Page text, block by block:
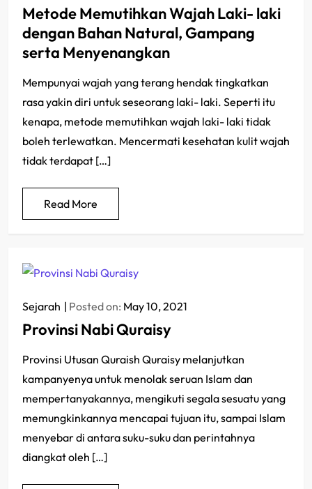
Metode Memutihkan Wajah Laki- laki
dengan Bahan Natural, Gampang
serta Menyenangkan
Mempunyai wajah yang terang hendak tingkatkan
rasa yakin diri untuk seseorang laki- laki. Seperti itu
kenapa, metode memutihkan wajah laki- laki tidak
boleh terlewatkan. Mencermati kesehatan kulit wajah
tidak terdapat […]
Read More
Sejarah Posted on: May 10, 2021
Provinsi Nabi Quraisy
Provinsi Utusan Quraish Quraisy melanjutkan
kampanyenya untuk menolak seruan Islam dan
mempertanyakannya, mengikuti segala sesuatu yang
memungkinkannya mencapai tujuan itu, sampai Islam
menyebar di antara suku-suku dan perintahnya
diangkat oleh […]